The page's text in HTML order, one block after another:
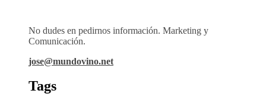
No dudes en pedirnos información. Marketing y
Comunicación.
jose@mundovino.net
Tags